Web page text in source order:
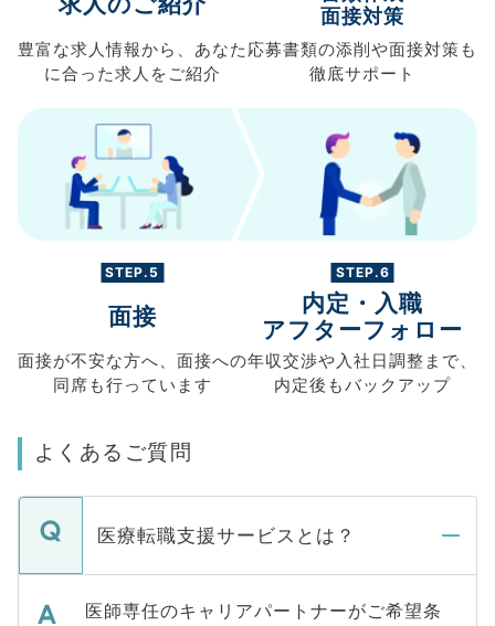
豊富な求人情報から、 あなた
に合った求人を ご紹介
面接対策
応募書類の添削や面接対策も
徹底サポート
STEP.5
面接
面接が不安な方へ、 面接への
同席も行っています
STEP.6
内定・入職
アフターフォロー
年収交渉や入社日調整まで、
内定後もバックアップ
よくあるご質問
医療転職支援サービスとは？
医師専任のキャリアパートナーがご希望条